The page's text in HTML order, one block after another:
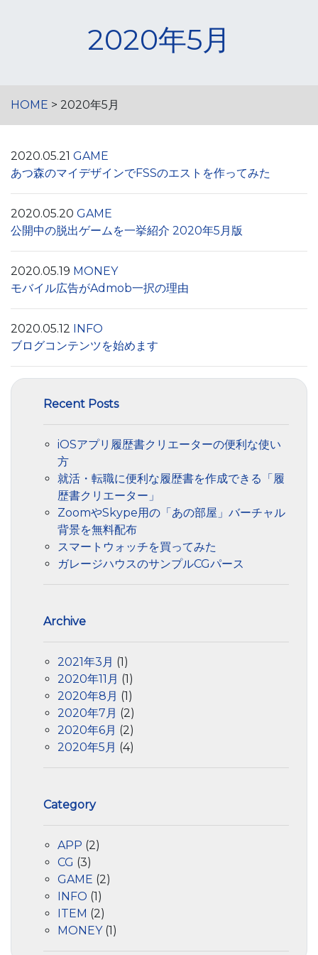
2020年5月
HOME > 2020年5月
2020.05.21 GAME
あつ森のマイデザインでFSSのエストを作ってみた
2020.05.20 GAME
公開中の脱出ゲームを一挙紹介 2020年5月版
2020.05.19 MONEY
モバイル広告がAdmob一択の理由
2020.05.12 INFO
ブログコンテンツを始めます
Recent Posts
iOSアプリ履歴書クリエーターの便利な使い
方
就活・転職に便利な履歴書を作成できる「履
歴書クリエーター」
ZoomやSkype用の「あの部屋」バーチャル
背景を無料配布
スマートウォッチを買ってみた
ガレージハウスのサンプルCGパース
Archive
2021年3月 (1)
2020年11月 (1)
2020年8月 (1)
2020年7月 (2)
2020年6月 (2)
2020年5月 (4)
Category
APP (2)
CG (3)
GAME (2)
INFO (1)
ITEM (2)
MONEY(1)